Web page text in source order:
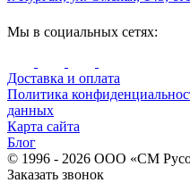
Мы в социальных сетях:
Доставка и оплата
Политика
данных
Карта сайта
Блог
© 1996 - 2026 ООО «СМ
Заказать звонок